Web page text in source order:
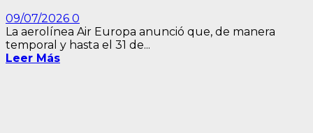
09/07/2026 0
La aerolínea Air Europa anunció que, de manera
temporal y hasta el 31 de...
Leer Más